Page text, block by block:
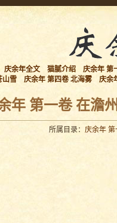
庆余年全文 猫腻介绍 庆余年 第
山雪
庆余年 第四卷 北海雾 庆余
年 第一卷 在澹
所属目录： 庆余年 第